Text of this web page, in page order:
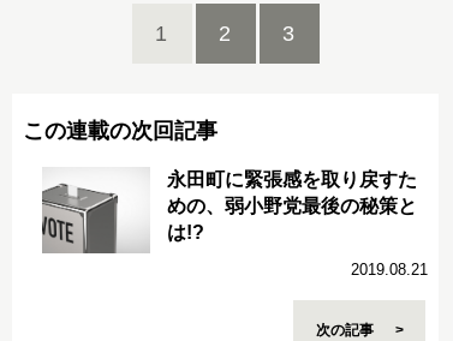
1 2 3
この連載の次回記事
永田町に緊張感を取り戻すた
めの、弱小野党最後の秘策と
は!?
2019.08.21
次の記事